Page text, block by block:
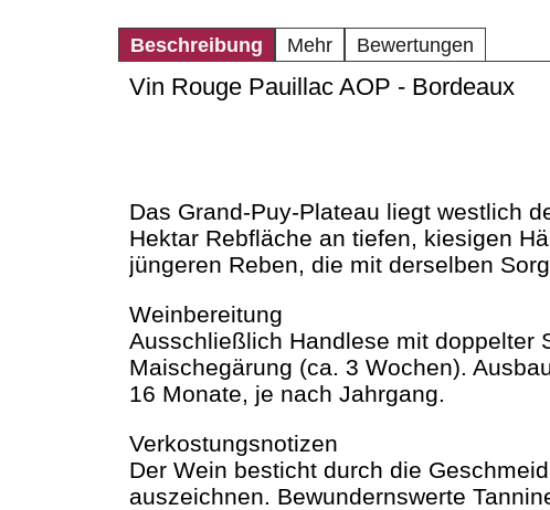
Beschreibung Mehr Bewertungen
Vin Rouge Pauillac AOP - Bordeaux
Das Grand-Puy-Plateau liegt westlich
Hektar Rebfläche an tiefen, kiesigen
jüngeren Reben, die mit derselben
Weinbereitung
Ausschließlich Handlese mit doppelter
Maischegärung (ca. 3 Wochen).
16 Monate, je nach Jahrgang.
Verkostungsnotizen
Der Wein besticht durch die
auszeichnen. Bewundernswerte